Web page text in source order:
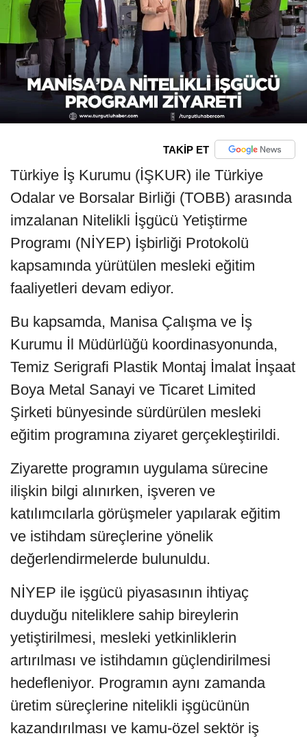
TAKİP ET
Türkiye İş Kurumu (İŞKUR) ile Türkiye
Odalar ve Borsalar Birliği (TOBB) arasında
imzalanan Nitelikli İşgücü Yetiştirme
Programı (NİYEP) İşbirliği Protokolü
kapsamında yürütülen mesleki eğitim
faaliyetleri devam ediyor.
Bu kapsamda, Manisa Çalışma ve İş
Kurumu İl Müdürlüğü koordinasyonunda,
Temiz Serigrafi Plastik Montaj İmalat İnşaat
Boya Metal Sanayi ve Ticaret Limited
Şirketi bünyesinde sürdürülen mesleki
eğitim programına ziyaret gerçekleştirildi.
Ziyarette programın uygulama sürecine
ilişkin bilgi alınırken, işveren ve
katılımcılarla görüşmeler yapılarak eğitim
ve istihdam süreçlerine yönelik
değerlendirmelerde bulunuldu.
NİYEP ile işgücü piyasasının ihtiyaç
duyduğu niteliklere sahip bireylerin
yetiştirilmesi, mesleki yetkinliklerin
artırılması ve istihdamın güçlendirilmesi
hedefleniyor. Programın aynı zamanda
üretim süreçlerine nitelikli işgücünün
kazandırılması ve kamu-özel sektör iş